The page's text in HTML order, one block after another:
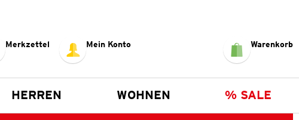
Merkzettel Mein Konto Warenkorb
HERREN WOHNEN % SALE